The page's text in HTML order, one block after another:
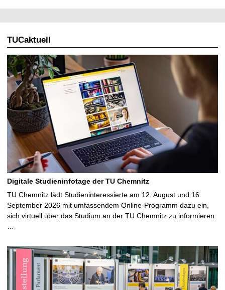
TUCaktuell
Digitale Studieninfotage der TU Chemnitz
TU Chemnitz lädt Studieninteressierte am 12. August und 16.
September 2026 mit umfassendem Online-Programm dazu ein,
sich virtuell über das Studium an der TU Chemnitz zu informieren